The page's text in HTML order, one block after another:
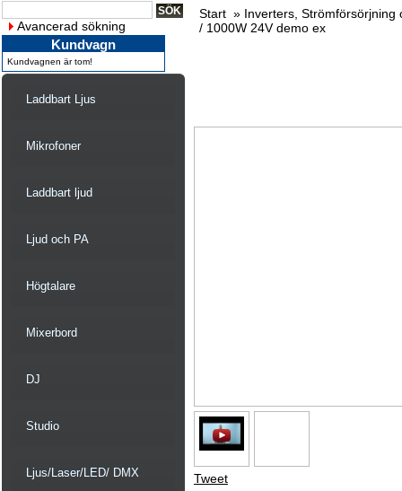
Avancerad sökning
Kundvagn
Kundvagnen är tom!
Laddbart Ljus
Mikrofoner
Laddbart ljud
Ljud och PA
Högtalare
Mixerbord
DJ
Studio
Ljus/Laser/LED/ DMX
Start » Inverters, Strömförsörjning
/ 1000W 24V demo ex
Tweet